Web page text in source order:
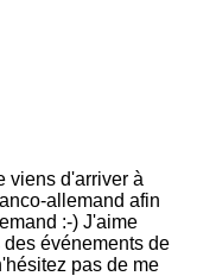
viens d'arriver à
allemand afin
:-) J'aime
événements de
pas de me